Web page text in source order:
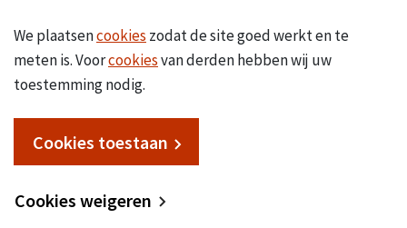
We plaatsencookies zodat de site goed werkt en te
meten is. Voorcookiesvan derden hebben wij uw
toestemming nodig.
Cookies toestaan
Cookies weigeren